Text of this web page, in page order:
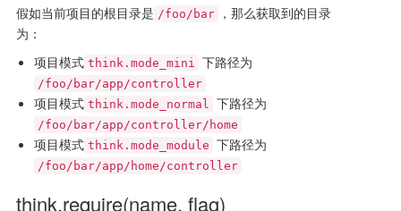
假如当前项目的根目录是 /foo/bar
，那么获取到的目录
为：
项目模式 think.mode_mini 下路径为
/foo/bar/app/controller
项目模式 think.mode_normal 下路径为
/foo/bar/app/controller/home
项目模式 think.mode_module 下路径为
/foo/bar/app/home/controller
think.require(name, flag)